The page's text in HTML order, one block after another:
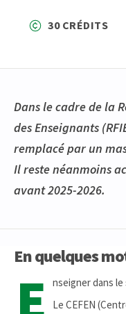
30 CRÉDITS
Dans le cadre de la
des Enseignants
remplacé par un
Il reste néanmoins
avant 2025-2026.
En quelques
E
nseigner dans
Le CEFEN